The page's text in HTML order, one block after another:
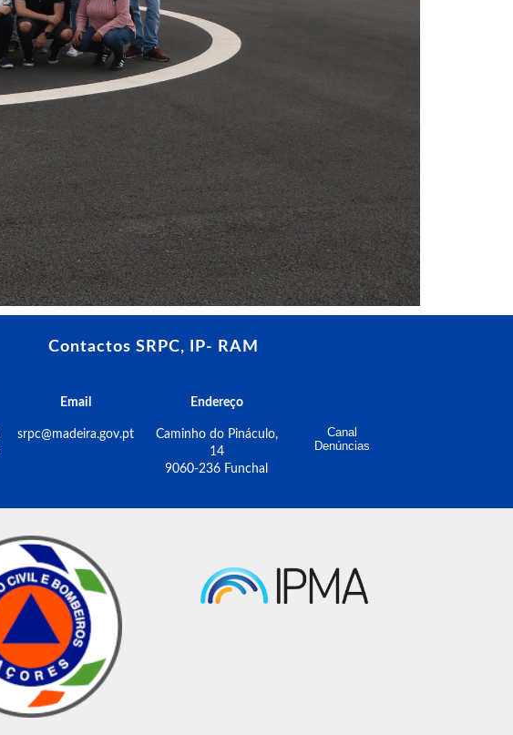
Contactos SRPC, IP- RAM
Email Endereço
srpc@madeira.gov.pt
Caminho do Pináculo,
14
9060-236 Funchal
Canal
Denúncias